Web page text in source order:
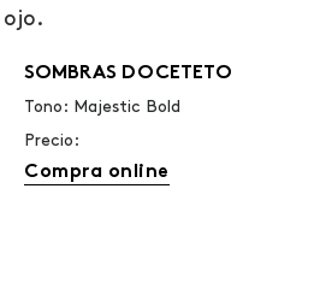
SOMBRAS DOCETETO
Tono: Majestic Bold
Precio:
Compra online